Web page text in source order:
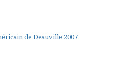
de Deauville 2007